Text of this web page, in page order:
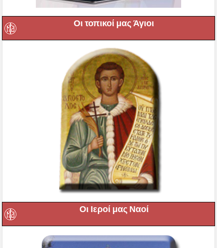
Οι τοπικοί μας Άγιοι
Οι Ιεροί μας Ναοί